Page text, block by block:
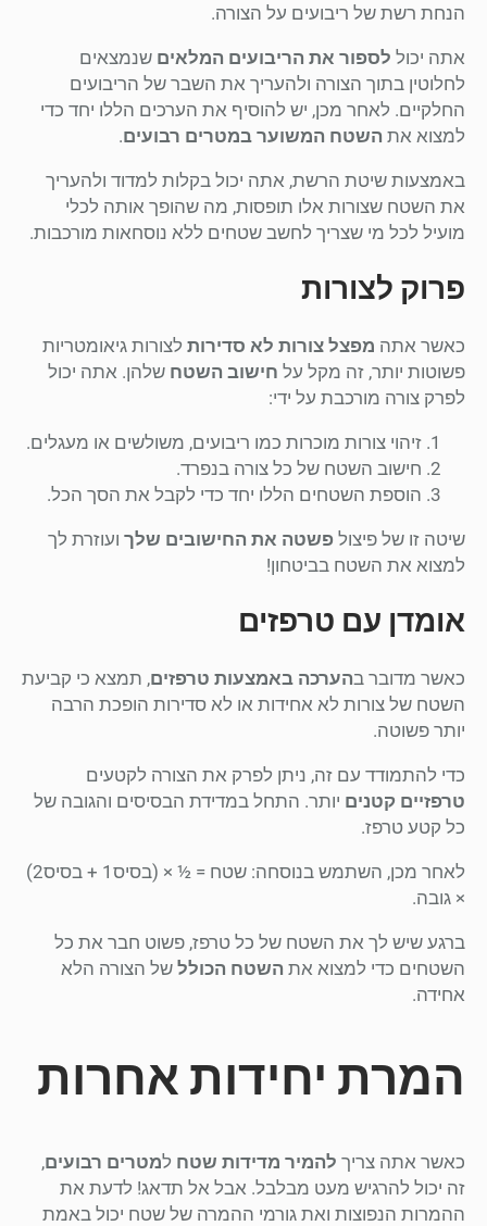
הנחת רשת של ריבועים על הצורה.
אתה יכול לספור את הריבועים המלאים שנמצאים
לחלוטין בתוך הצורה ולהעריך את השבר של הריבועים
החלקיים. לאחר מכן, יש להוסיף את הערכים הללו יחד כדי
למצוא את השטח המשוער במטרים רבועים.
באמצעות שיטת הרשת, אתה יכול בקלות למדוד ולהעריך
את השטח שצורות אלו תופסות, מה שהופך אותה לכלי
מועיל לכל מי שצריך לחשב שטחים ללא נוסחאות מורכבות.
פרוק לצורות
כאשר אתה מפצל צורות לא סדירות לצורות גיאומטריות
פשוטות יותר, זה מקל על חישוב השטח שלהן. אתה יכול
לפרק צורה מורכבת על ידי:
זיהוי צורות מוכרות כמו ריבועים, משולשים או מעגלים.
חישוב השטח של כל צורה בנפרד.
הוספת השטחים הללו יחד כדי לקבל את הסך הכל.
שיטה זו של פיצול פשטה את החישובים שלך ועוזרת לך
למצוא את השטח בביטחון!
אומדן עם טרפזים
כאשר מדובר בהערכה באמצעות טרפזים, תמצא כי קביעת
השטח של צורות לא אחידות או לא סדירות הופכת הרבה
יותר פשוטה.
כדי להתמודד עם זה, ניתן לפרק את הצורה לקטעים
טרפזיים קטנים יותר. התחל במדידת הבסיסים והגובה של
כל קטע טרפז.
לאחר מכן, השתמש בנוסחה: שטח = ½ × (בסיס1 + בסיס2)
× גובה.
ברגע שיש לך את השטח של כל טרפז, פשוט חבר את כל
השטחים כדי למצוא את השטח הכולל של הצורה הלא
אחידה.
המרת יחידות אחרות
כאשר אתה צריך להמיר מדידות שטח למטרים רבועים,
זה יכול להרגיש מעט מבלבל. אבל אל תדאג! לדעת את
ההמרות הנפוצות ואת גורמי ההמרה של שטח יכול באמת